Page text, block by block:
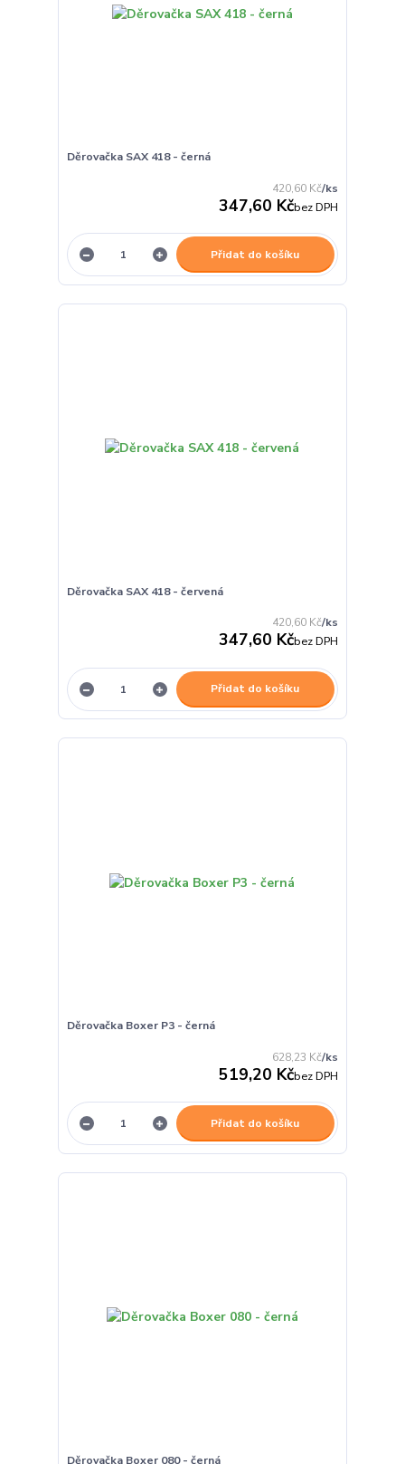
Děrovačka SAX 418 - černá
420,60 Kč/ks
347,60 Kčbez DPH
Přidat do košíku
Děrovačka SAX 418 - červená
420,60 Kč/ks
347,60 Kčbez DPH
Přidat do košíku
Děrovačka Boxer P3 - černá
628,23 Kč/ks
519,20 Kčbez DPH
Přidat do košíku
Děrovačka Boxer 080 - černá